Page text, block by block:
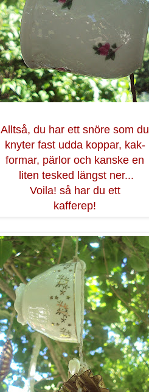
Alltså, du har ett snöre som du
knyter fast udda koppar, kak-
formar, pärlor och kanske en
liten tesked längst ner...
Voila! så har du ett
kafferep!